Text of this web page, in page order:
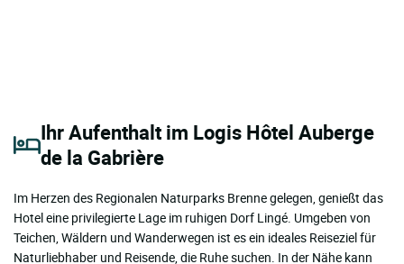
Ihr Aufenthalt im Logis Hôtel Auberge
de la Gabrière
Im Herzen des Regionalen Naturparks Brenne gelegen, genießt das
Hotel eine privilegierte Lage im ruhigen Dorf Lingé. Umgeben von
Teichen, Wäldern und Wanderwegen ist es ein ideales Reiseziel für
Naturliebhaber und Reisende, die Ruhe suchen. In der Nähe kann